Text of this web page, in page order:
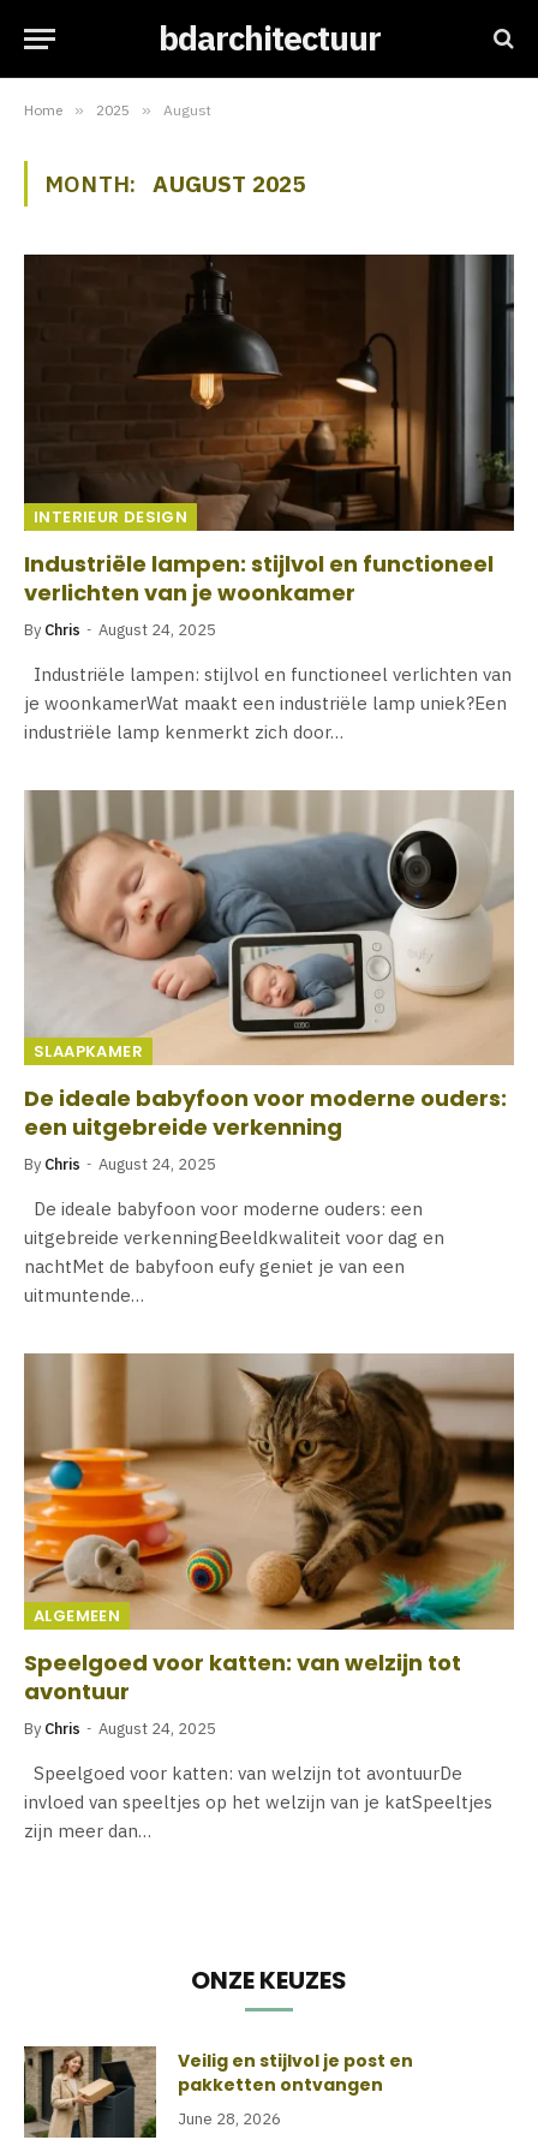
bdarchitectuur
Home » 2025 » August
MONTH: AUGUST 2025
INTERIEUR DESIGN
Industriële lampen: stijlvol en functioneel
verlichten van je woonkamer
By Chris August 24, 2025
Industriële lampen: stijlvol en functioneel verlichten van
je woonkamerWat maakt een industriële lamp uniek?Een
industriële lamp kenmerkt zich door…
SLAAPKAMER
De ideale babyfoon voor moderne ouders:
een uitgebreide verkenning
By Chris August 24, 2025
De ideale babyfoon voor moderne ouders: een
uitgebreide verkenningBeeldkwaliteit voor dag en
nachtMet de babyfoon eufy geniet je van een
uitmuntende…
ALGEMEEN
Speelgoed voor katten: van welzijn tot
avontuur
By Chris August 24, 2025
Speelgoed voor katten: van welzijn tot avontuurDe
invloed van speeltjes op het welzijn van je katSpeeltjes
zijn meer dan…
ONZE KEUZES
Veilig en stijlvol je post en
pakketten ontvangen
June 28, 2026